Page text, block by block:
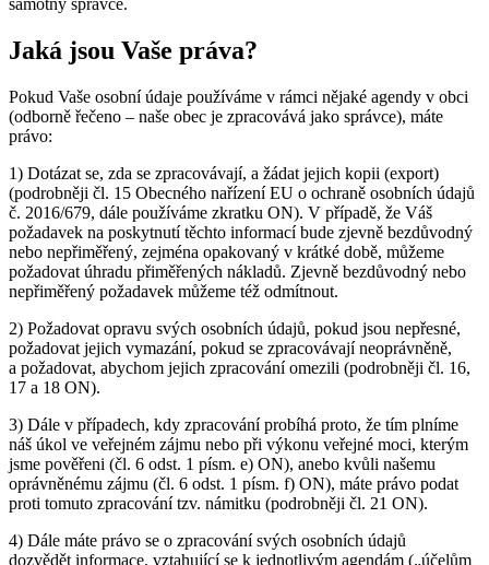
samotný správce.
Jaká jsou Vaše práva?
Pokud Vaše osobní údaje používáme v rámci nějaké agendy v obci
(odborně řečeno – naše obec je zpracovává jako správce), máte
právo:
1) Dotázat se, zda se zpracovávají, a žádat jejich kopii (export)
(podrobněji čl. 15 Obecného nařízení EU o ochraně osobních údajů
č. 2016/679, dále používáme zkratku ON). V případě, že Váš
požadavek na poskytnutí těchto informací bude zjevně bezdůvodný
nebo nepřiměřený, zejména opakovaný v krátké době, můžeme
požadovat úhradu přiměřených nákladů. Zjevně bezdůvodný nebo
nepřiměřený požadavek můžeme též odmítnout.
2) Požadovat opravu svých osobních údajů, pokud jsou nepřesné,
požadovat jejich vymazání, pokud se zpracovávají neoprávněně,
a požadovat, abychom jejich zpracování omezili (podrobněji čl. 16,
17 a 18 ON).
3) Dále v případech, kdy zpracování probíhá proto, že tím plníme
náš úkol ve veřejném zájmu nebo při výkonu veřejné moci, kterým
jsme pověřeni (čl. 6 odst. 1 písm. e) ON), anebo kvůli našemu
oprávněnému zájmu (čl. 6 odst. 1 písm. f) ON), máte právo podat
proti tomuto zpracování tzv. námitku (podrobněji čl. 21 ON).
4) Dále máte právo se o zpracování svých osobních údajů
dozvědět informace, vztahující se k jednotlivým agendám („účelům